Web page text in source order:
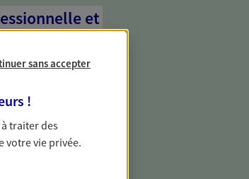
et
proposer des
vie privée. Un seul
change tout.
sans accepter
!
traiter des
votre vie privée.